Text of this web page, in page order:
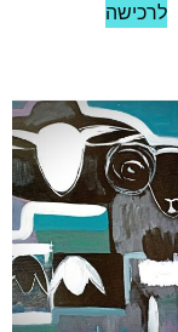
לרכישה